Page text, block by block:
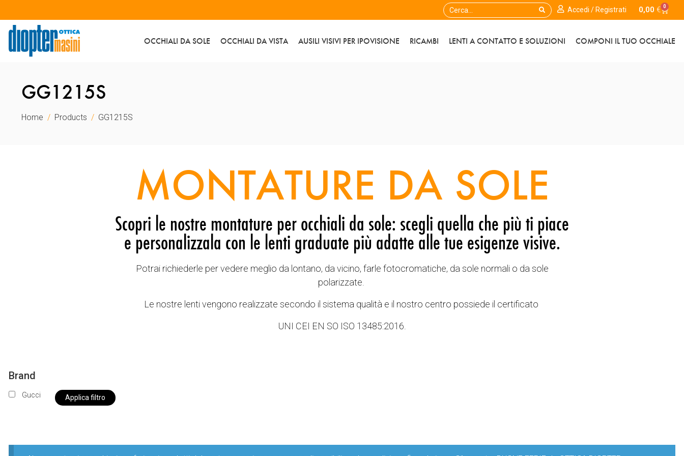
Accedi / Registrati 0,00 € 0
OCCHIALI DA SOLE OCCHIALI DA VISTA AUSILI VISIVI PER IPOVISIONE RICAMBI LENTI A CONTATTO E SOLUZIONI COMPONI IL TUO OCCHIALE
GG1215S
Home Products GG1215S
MONTATURE DA SOLE
Scopri le nostre montature per occhiali da sole: scegli quella che più ti piace
e personalizzala con le lenti graduate più adatte alle tue esigenze visive.
Potrai richiederle per vedere meglio da lontano, da vicino, farle fotocromatiche, da sole normali o da sole
polarizzate.
Le nostre lenti vengono realizzate secondo il sistema qualità e il nostro centro possiede il certificato
UNI CEI EN SO ISO 13485:2016.
Brand
Gucci Applica filtro